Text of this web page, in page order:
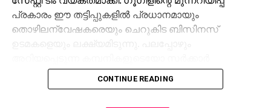
പ്രകാരം ഈ തട്ടിപ്പുകളില്‍ പ്രധാനമായും
തൊഴിലന്വേഷകരെയും ചെറുകിട ബിസിനസ്
ഏജന്‍സികളുടെയോ പേരില്‍ വ്യാജ ജോലി
ലിസ്റ്റിംഗുകള്‍ സൃഷ്ടിക്കപ്പെടുന്നു. ഇരകളോട്
CONTINUE READING